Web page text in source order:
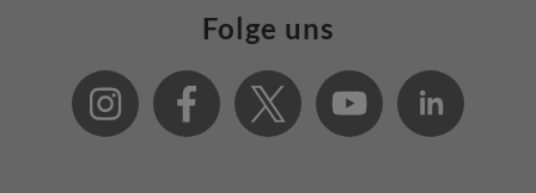
Folge uns